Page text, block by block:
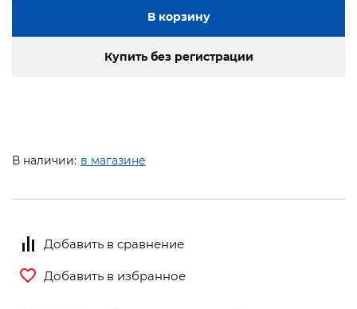
В корзину
Купить без регистрации
В наличии: в магазине
Добавить в сравнение
Добавить в избранное